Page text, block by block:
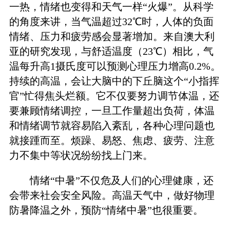
一热，情绪也变得和天气一样“火爆”。从科学
的角度来讲，当气温超过32℃时，人体的负面
情绪、压力和疲劳感会显著增加。来自澳大利
亚的研究发现，与舒适温度（23℃）相比，气
温每升高1摄氏度可以预测心理压力增高0.2%。
持续的高温，会让大脑中的下丘脑这个“小指挥
官”忙得焦头烂额。它不仅要努力调节体温，还
要兼顾情绪调控，一旦工作量超出负荷，体温
和情绪调节就容易陷入紊乱，各种心理问题也
就接踵而至。烦躁、易怒、焦虑、疲劳、注意
力不集中等状况纷纷找上门来。
情绪“中暑”不仅危及人们的心理健康，还
会带来社会安全风险。高温天气中，做好物理
防暑降温之外，预防“情绪中暑”也很重要。